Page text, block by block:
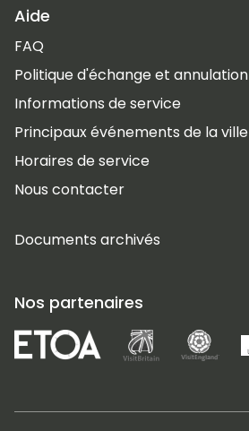
Aide
FAQ
Politique d'échange et annulation
Informations de service
Principaux événements de la ville
Horaires de service
Nous contacter
Documents archivés
Nos partenaires